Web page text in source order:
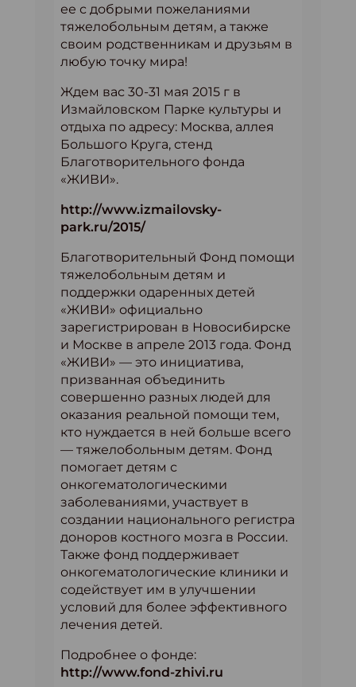
ее с добрыми пожеланиями
тяжелобольным детям, а также
своим родственникам и друзьям в
любую точку мира!
Ждем вас 30-31 мая 2015 г в
Измайловском Парке культуры и
отдыха по адресу: Москва, аллея
Большого Круга, стенд
Благотворительного фонда
«ЖИВИ».
http://www.izmailovsky-
park.ru/2015/
Благотворительный Фонд помощи
тяжелобольным детям и
поддержки одаренных детей
«ЖИВИ» официально
зарегистрирован в Новосибирске
и Москве в апреле 2013 года. Фонд
«ЖИВИ» — это инициатива,
призванная объединить
совершенно разных людей для
оказания реальной помощи тем,
кто нуждается в ней больше всего
— тяжелобольным детям. Фонд
помогает детям с
онкогематологическими
заболеваниями, участвует в
создании национального регистра
доноров костного мозга в России.
Также фонд поддерживает
онкогематологические клиники и
содействует им в улучшении
условий для более эффективного
лечения детей.
Подробнее о фонде:
http://www.fond-zhivi.ru